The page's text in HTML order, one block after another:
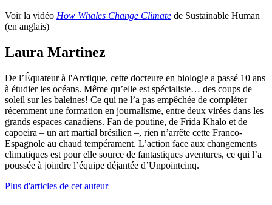
Voir la vidéo How Whales Change Climate de Sustainable Human
(en anglais)
Laura Martinez
De l’Équateur à l'Arctique, cette docteure en biologie a passé 10 ans
à étudier les océans. Même qu’elle est spécialiste… des coups de
soleil sur les baleines! Ce qui ne l’a pas empêchée de compléter
récemment une formation en journalisme, entre deux virées dans les
grands espaces canadiens. Fan de poutine, de Frida Khalo et de
capoeira – un art martial brésilien –, rien n’arrête cette Franco-
Espagnole au chaud tempérament. L’action face aux changements
climatiques est pour elle source de fantastiques aventures, ce qui l’a
poussée à joindre l’équipe déjantée d’Unpointcinq.
Plus d'articles de cet auteur